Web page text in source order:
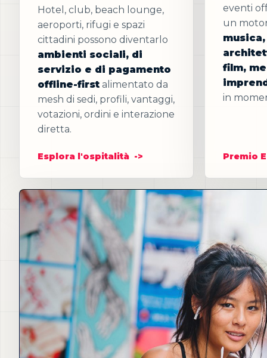
Hotel, club, beach lounge,
aeroporti, rifugi e spazi
cittadini possono diventarlo
ambienti sociali, di
servizio e di pagamento
offline-first alimentato da
mesh di sedi, profili, vantaggi,
votazioni, ordini e interazione
diretta.
Esplora l'ospitalità
eventi
un
film,
in
Premio